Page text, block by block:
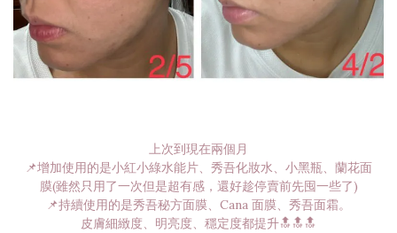
上次到現在兩個月
📌增加使用的是小紅小綠水能片、秀吾化妝水、小黑瓶、蘭花面
膜(雖然只用了一次但是超有感，還好趁停賣前先囤一些了)
📌持續使用的是秀吾秘方面膜、Cana 面膜、秀吾面霜。
皮膚細緻度、明亮度、穩定度都提升🔝🔝🔝